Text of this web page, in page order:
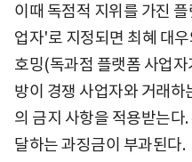
이때 독점적 지위를 가진
업자'로 지정되면 최혜 대
호밍(독과점 플랫폼 사업
방이 경쟁 사업자와 거래
의 금지 사항을 적용받는다
달하는 과징금이 부과된다.